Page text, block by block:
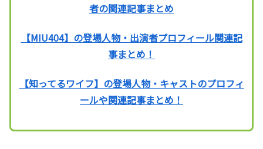
者の関連記事まとめ
【MIU404】の登場人物・出演者プロフィール関連記
事まとめ！
【知ってるワイフ】の登場人物・キャストのプロフィ
ールや関連記事まとめ！